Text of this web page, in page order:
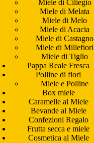
Miele di Ciliegio
Miele di Melata
Miele di Melo
Miele di Acacia
Miele di Castagno
Miele di Millefiori
Miele di Tiglio
Pappa Reale Fresca
Polline di fiori
Miele e Polline
Box miele
Caramelle al Miele
Bevande al Miele
Confezioni Regalo
Frutta secca e miele
Cosmetica al Miele